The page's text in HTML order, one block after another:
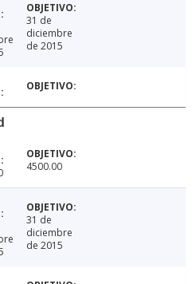
31 de
diciembre
de 2015
4500.00
31 de
diciembre
de 2015